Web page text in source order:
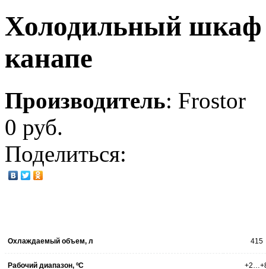
Холодильный шкаф
канапе
Производитель: Frostor
0 руб.
Поделиться:
Охлаждаемый объем, л 415
Рабочий диапазон, ºC